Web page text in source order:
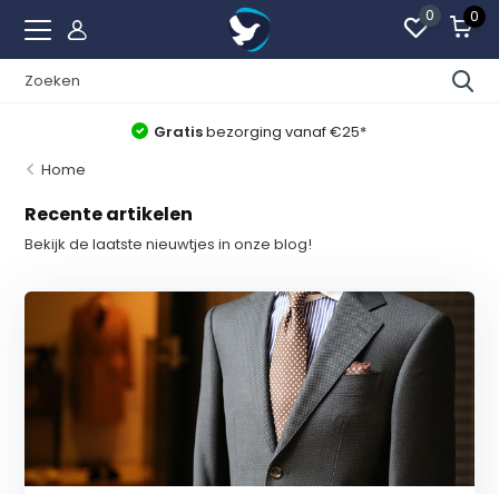
0 0
Gratisbezorging vanaf €25*
Home
Recente artikelen
Bekijk de laatste nieuwtjes in onze blog!